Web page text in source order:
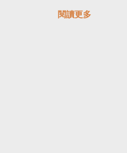
Commerce
，保護消費者
閱讀更多